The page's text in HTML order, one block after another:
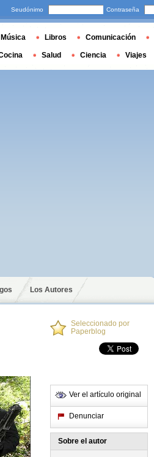
Los Autores
Seleccionado por
Paperblog
Ver el artículo original
Denunciar
Sobre el autor
Seudónimo Contraseña
Música Libros Comunicación
Salud Ciencia Viajes